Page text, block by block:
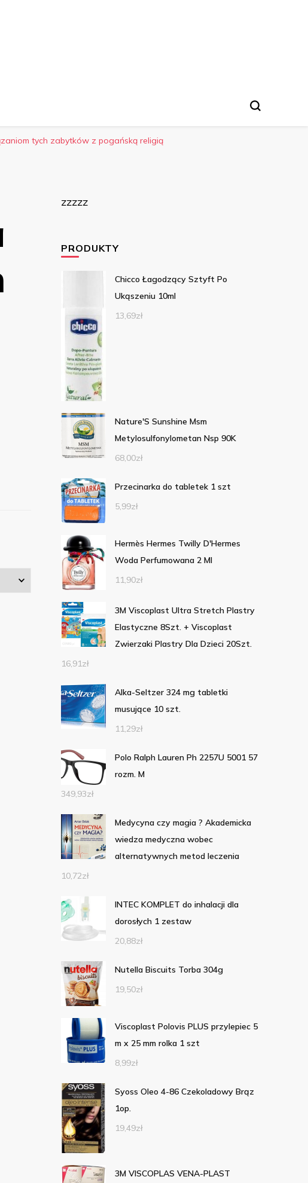
tych zabytków z pogańską religią
zzzzz
PRODUKTY
Chicco Łagodzący Sztyft Po
Ukąszeniu 10ml
13,69zł
Nature'S Sunshine Msm
Metylosulfonylometan Nsp 90K
68,00zł
Przecinarka do tabletek 1 szt
5,99zł
Hermès Hermes Twilly D'Hermes
Woda Perfumowana 2 Ml
11,90zł
3M Viscoplast Ultra Stretch Plastry
Elastyczne 8Szt. + Viscoplast
Zwierzaki Plastry Dla Dzieci 20Szt.
16,91zł
Alka-Seltzer 324 mg tabletki
musujące 10 szt.
11,29zł
Polo Ralph Lauren Ph 2257U 5001 57
rozm. M
349,93zł
Medycyna czy magia ? Akademicka
wiedza medyczna wobec
alternatywnych metod leczenia
10,72zł
INTEC KOMPLET do inhalacji dla
dorosłych 1 zestaw
20,88zł
Nutella Biscuits Torba 304g
19,50zł
Viscoplast Polovis PLUS przylepiec 5
m x 25 mm rolka 1 szt
8,99zł
Syoss Oleo 4-86 Czekoladowy Brąz
1op.
19,49zł
3M VISCOPLAS VENA-PLAST